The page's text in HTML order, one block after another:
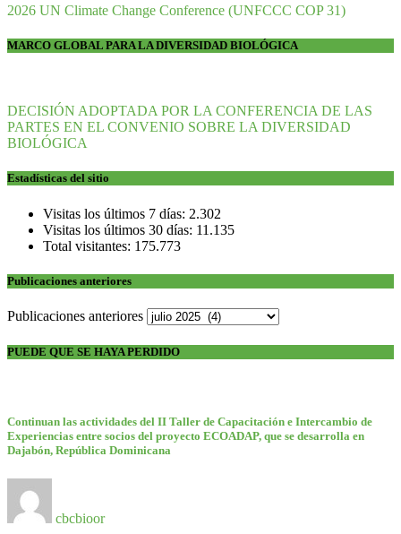
2026 UN Climate Change Conference (UNFCCC COP 31)
MARCO GLOBAL PARA LA DIVERSIDAD BIOLÓGICA
DECISIÓN ADOPTADA POR LA CONFERENCIA DE LAS
PARTES EN EL CONVENIO SOBRE LA DIVERSIDAD
BIOLÓGICA
Estadísticas del sitio
Visitas los últimos 7 días: 2.302
Visitas los últimos 30 días: 11.135
Total visitantes: 175.773
Publicaciones anteriores
Publicaciones anteriores
PUEDE QUE SE HAYA PERDIDO
Continuan las actividades del II Taller de Capacitación e Intercambio de
Experiencias entre socios del proyecto ECOADAP, que se desarrolla en
Dajabón, República Dominicana
cbcbioor